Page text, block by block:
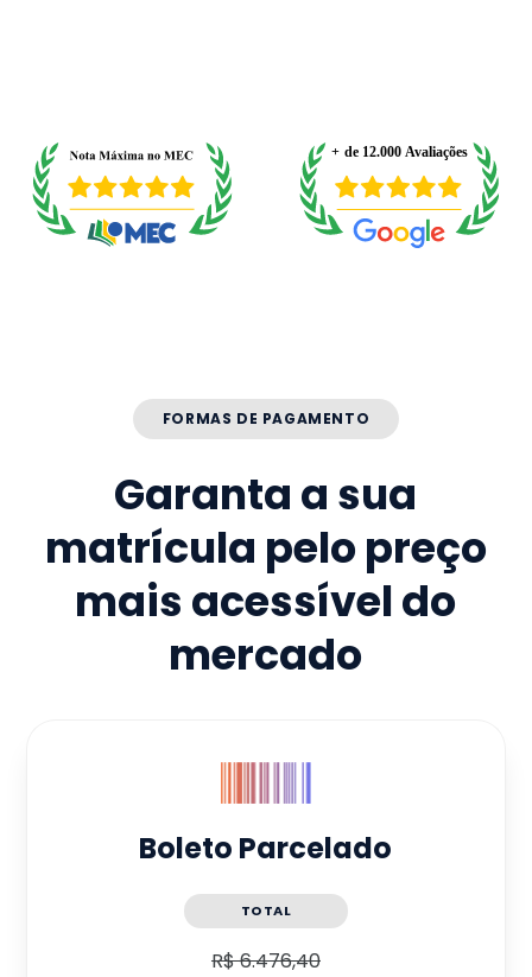
FORMAS DE PAGAMENTO
Garanta a sua
matrícula pelo preço
mais acessível do
mercado
Boleto Parcelado
TOTAL
R$ 6.476,40